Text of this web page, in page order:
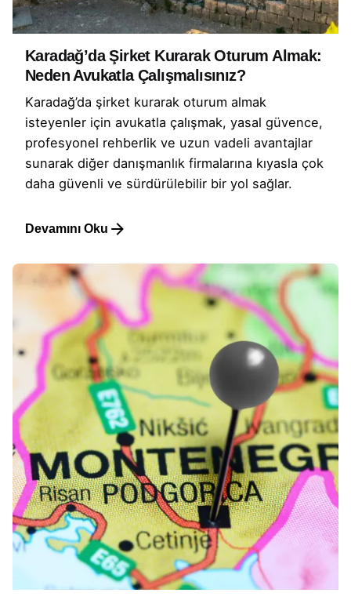
Karadağ’da Şirket Kurarak Oturum Almak:
Neden Avukatla Çalışmalısınız?
Karadağ’da şirket kurarak oturum almak
isteyenler için avukatla çalışmak, yasal güvence,
profesyonel rehberlik ve uzun vadeli avantajlar
sunarak diğer danışmanlık firmalarına kıyasla çok
daha güvenli ve sürdürülebilir bir yol sağlar.
Devamını Oku